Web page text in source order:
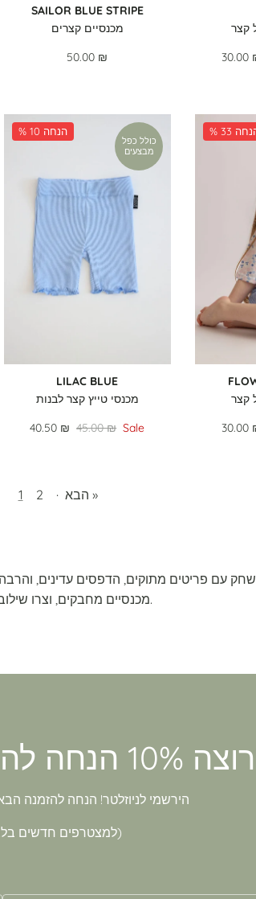
SAILOR BLUE STRIPE
מכנסיים קצרים
50.00 ₪
קצר
30.00
כולל כפל
מבצעים
% 10 הנחה
LILAC BLUE
מכנסי טייץ קצר לבנות
40.50 ₪ 45.00 ₪ Sale
33 הנחה
קצר
30.00
1 2 · הבא »
עם פריטים מתוקים, הדפסים עדינים,
מכנסיים מחבקים, וצרו שילובים ייחודיים שכולם עטופים בחיבוק של אהבה.
הירשמי לניוזלטר! הנחה להזמנה
(למצטרפים חדשים בלבד)